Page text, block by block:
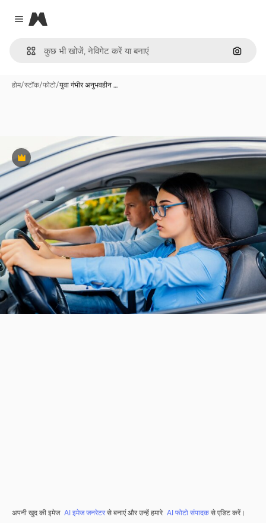
Close menu
Magnific
इमेज से
होम/स्टॉक/फोटो/युवा गंभीर अनुभवहीन …
Premium
अपनी खुद की इमेज AI इमेज जनरेटरसे बनाएं और उन्हें हमारे AI फोटो संपादकसे एडिट करें।